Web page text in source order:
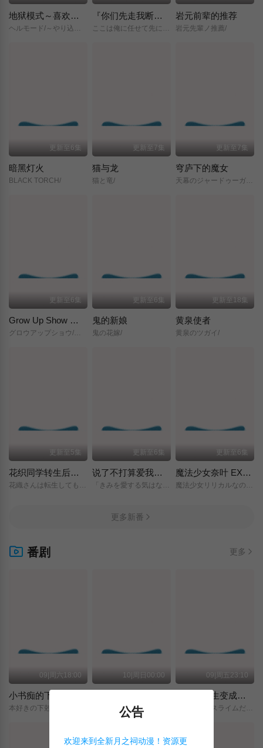
地狱模式～喜欢挑战特殊成就的玩家在废设定的异世界成为无双～第二季 『你们先走我断后』，于是10年后我成为了传说 岩元前辈的推荐
岩元先輩ノ推薦/
更新至6集
暗黑灯火
BLACK TORCH/
更新至7集
猫与龙
猫と竜/
更新至7集
穹庐下的魔女
天幕のジャードゥーガル/
更新至6集
Grow Up Show ～向日葵马戏团～
グロウアップショウ/～ひまわりのサーカス団～/
更新至6集
鬼的新娘
鬼の花嫁/
更新至18集
黄泉使者
黄泉のツガイ/
更新至5集
花织同学转生后还是想干架
花織さんは転生しても喧嘩がしたい/
更新至6集
说了不打算爱我的公爵继承人，不知为何对我宠爱有加
「きみを愛する気はない」と言った次期公爵様がなぜか溺愛してきます/
更新至6集
魔法少女奈叶 EXCEEDS Gun Blaze Vengeance
魔法少女リリカルなのは/EXCEEDS/Gun/Blaze/Vengeance/
更多新番
番剧 更多
09|周六18:00 10|周日00:00 09|周五23:10
关于我转生变成史莱姆这档事 第四季
転生したらスライムだった件/第4期/
公告
欢迎来到全新月之祠动漫！资源更